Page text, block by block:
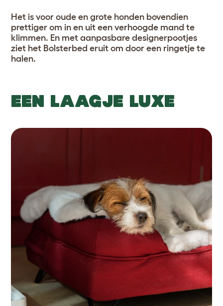
Het is voor oude en grote honden bovendien
prettiger om in en uit een verhoogde mand te
klimmen. En met aanpasbare designerpootjes
ziet het Bolsterbed eruit om door een ringetje te
halen.
EEN LAAGJE LUXE